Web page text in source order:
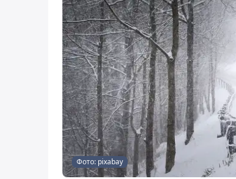
Фото: pixabay